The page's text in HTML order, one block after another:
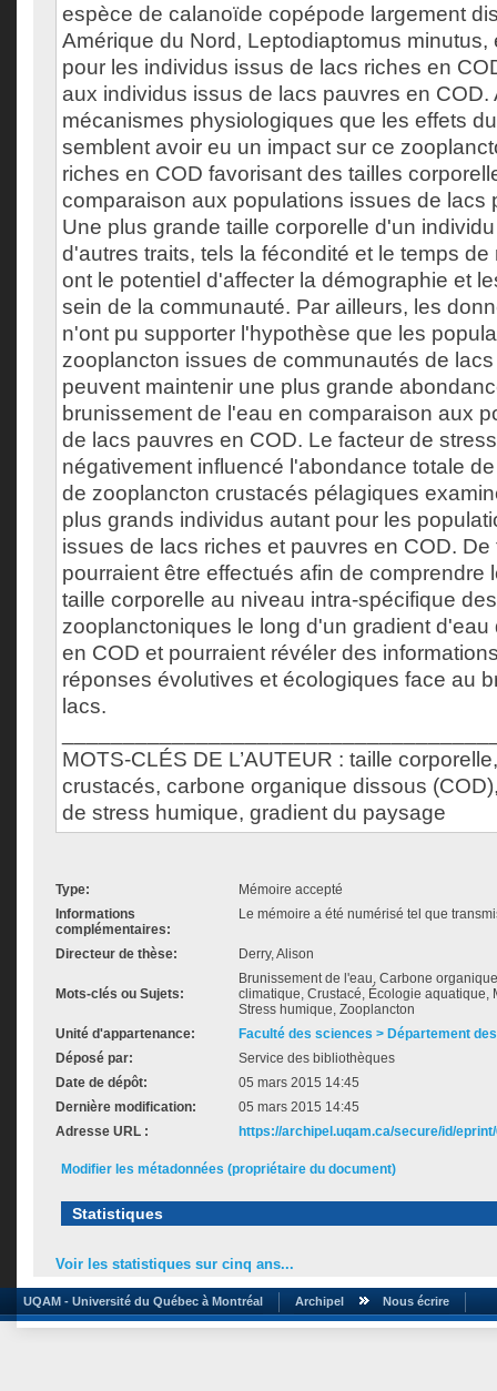
espèce de calanoïde copépode largement
Amérique du Nord, Leptodiaptomus minutus,
pour les individus issus de lacs riches en
aux individus issus de lacs pauvres en COD.
mécanismes physiologiques que les effets
semblent avoir eu un impact sur ce
riches en COD favorisant des tailles
comparaison aux populations issues de lacs
Une plus grande taille corporelle d'un
d'autres traits, tels la fécondité et le temps
ont le potentiel d'affecter la démographie et
sein de la communauté. Par ailleurs, les
n'ont pu supporter l'hypothèse que les
zooplancton issues de communautés de
peuvent maintenir une plus grande
brunissement de l'eau en comparaison aux
de lacs pauvres en COD. Le facteur de
négativement influencé l'abondance totale
de zooplancton crustacés pélagiques
plus grands individus autant pour les
issues de lacs riches et pauvres en COD. De
pourraient être effectués afin de comprendre
taille corporelle au niveau intra-spécifique
zooplanctoniques le long d'un gradient
en COD et pourraient révéler des
réponses évolutives et écologiques face au
lacs.
MOTS-CLÉS DE L’AUTEUR : taille
crustacés, carbone organique dissous
de stress humique, gradient du paysage
Type:
Mémoire accepté
Informations
complémentaires:
Le mémoire a été numérisé tel que
Directeur de thèse: Derry, Alison
Mots-clés ou Sujets:
Brunissement de l'eau, Carbone
climatique, Crustacé, Écologie aquatique,
Stress humique, Zooplancton
Unité d'appartenance:
Faculté des sciences > Département
Déposé par:
Service des bibliothèques
Date de dépôt:
05 mars 2015 14:45
Dernière modification:
05 mars 2015 14:45
Adresse URL :
https://archipel.uqam.ca/secure/id/
Modifier les métadonnées (propriétaire du document)
Statistiques
Voir les statistiques sur cinq ans...
UQAM - Université du Québec à Montréal Archipel Nous écrire